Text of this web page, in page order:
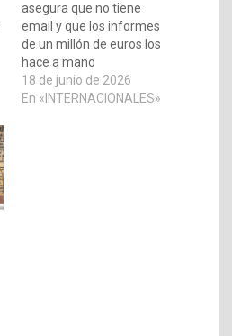
asegura que no tiene
email y que los informes
de un millón de euros los
hace a mano
18 de junio de 2026
En «INTERNACIONALES»